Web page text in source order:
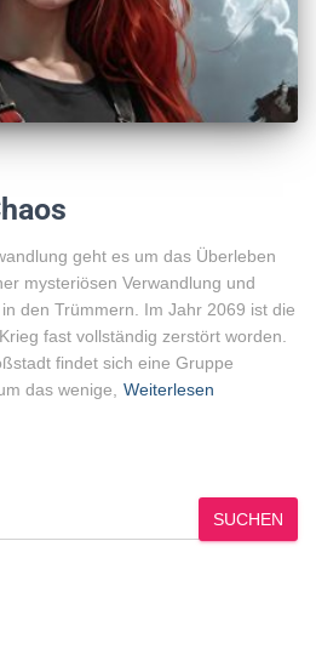
geht es um das Überleben
mysteriösen Verwandlung und
den Trümmern. Im Jahr 2069 ist die
fast vollständig zerstört worden.
findet sich eine Gruppe
das wenige, Weiterlesen
SUCHEN